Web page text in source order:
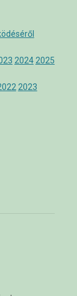
2024 2025
2023